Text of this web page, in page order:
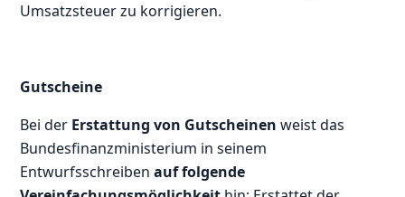
Umsatzsteuer zu korrigieren.
Gutscheine
Bei der Erstattung von Gutscheinenweist das
Bundesfinanzministerium in seinem
Entwurfsschreibenauf folgende